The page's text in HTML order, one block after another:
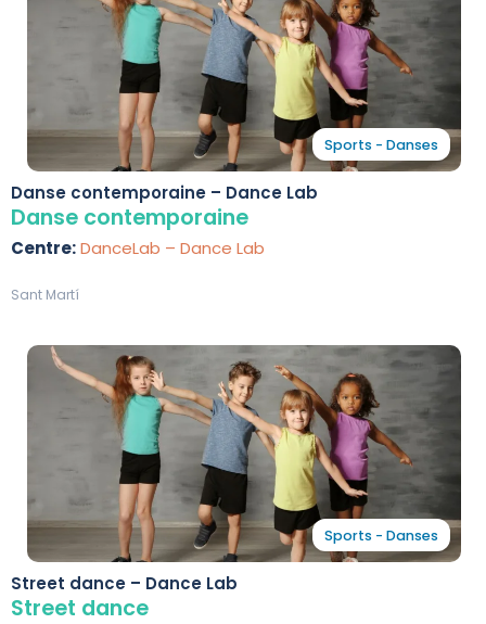
Sports - Danses
Danse contemporaine – Dance Lab
Danse contemporaine
Centre:DanceLab – Dance Lab
Sant Martí
Sports - Danses
Street dance – Dance Lab
Street dance